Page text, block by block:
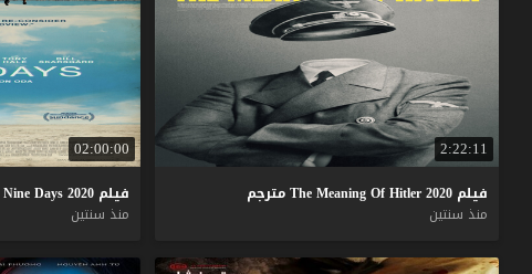
2:22:11
فيلم TheMeaningOfHitler2020
مترجم
منذ سنتين
02:00:00
فيلم NineDays2020
منذ سنتين